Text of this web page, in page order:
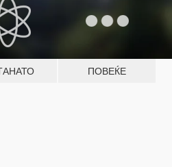
ПОВЕЌЕ